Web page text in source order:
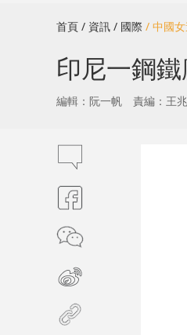
首頁 / 資訊 / 國際 / 中國
印尼一鋼
編輯：阮一帆 責編：王